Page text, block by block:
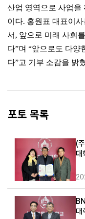
산업 영역으로 사업을
이다. 홍원표 대표이사
서 , 앞으로 미래 사회
다”며 “앞으로도 다양
다”고 기부 소감을 밝
포토 목록
(
대
대